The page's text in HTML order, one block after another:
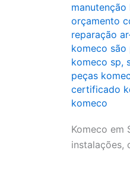
orçamento
reparação
komeco são
komeco sp,
peças
certificado
komeco
Komeco em
instalações,